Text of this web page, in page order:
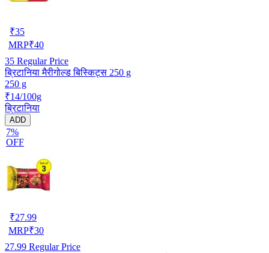
₹35
MRP₹40
35 Regular Price
ब्रिटानिया मैरीगोल्ड बिस्किट्स 250 g
250 g
₹14/100g
ब्रिटानिया
ADD
7%
OFF
₹27.99
MRP₹30
27.99 Regular Price